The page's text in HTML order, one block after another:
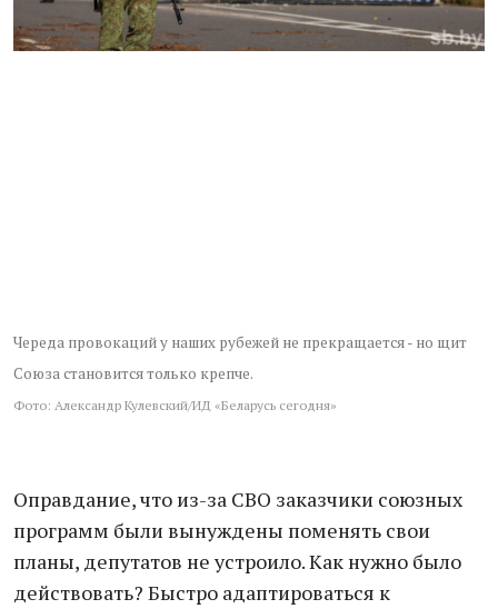
Череда провокаций у наших рубежей не прекращается - но щит
Союза становится только крепче.
Фото: Александр Кулевский/ИД «Беларусь сегодня»
Оправдание, что из-за СВО заказчики союзных
программ были вынуждены поменять свои
планы, депутатов не устроило. Как нужно было
действовать? Быстро адаптироваться к